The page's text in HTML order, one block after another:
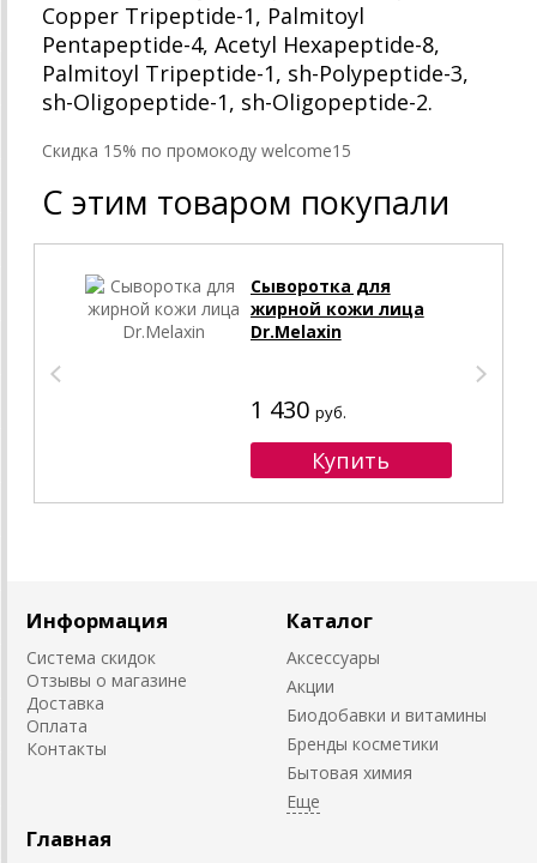
Copper Tripeptide-1, Palmitoyl
Pentapeptide-4, Acetyl Hexapeptide-8,
Palmitoyl Tripeptide-1, sh-Polypeptide-3,
sh-Oligopeptide-1, sh-Oligopeptide-2.
Cкидка 15% по промокоду welcome15
С этим товаром покупали
Сыворотка для
жирной кожи лица
Dr.Melaxin
1 430 руб.
Информация
Система скидок
Отзывы о магазине
Доставка
Оплата
Контакты
Каталог
Аксессуары
Акции
Биодобавки и витамины
Бренды косметики
Бытовая химия
Главная